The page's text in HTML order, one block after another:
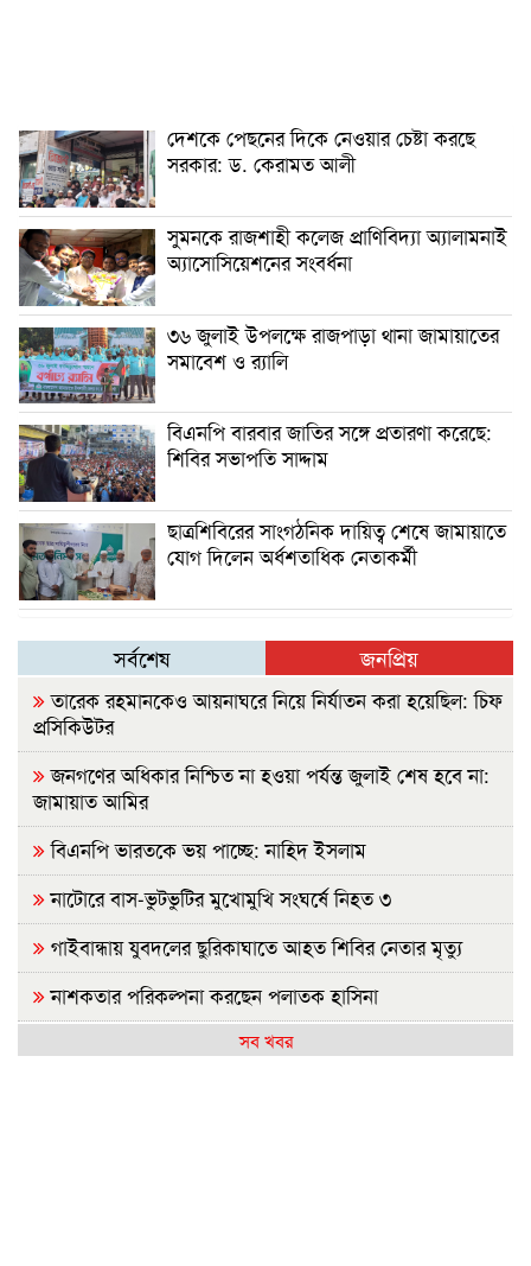
দেশকে পেছনের দিকে নেওয়ার চেষ্টা করছে
সরকার: ড. কেরামত আলী
সুমনকে রাজশাহী কলেজ প্রাণিবিদ্যা অ্যালামনাই
অ্যাসোসিয়েশনের সংবর্ধনা
৩৬ জুলাই উপলক্ষে রাজপাড়া থানা জামায়াতের
সমাবেশ ও র‍্যালি
বিএনপি বারবার জাতির সঙ্গে প্রতারণা করেছে:
শিবির সভাপতি সাদ্দাম
ছাত্রশিবিরের সাংগঠনিক দায়িত্ব শেষে জামায়াতে
যোগ দিলেন অর্ধশতাধিক নেতাকর্মী
সর্বশেষ জনপ্রিয়
তারেক রহমানকেও আয়নাঘরে নিয়ে নির্যাতন করা হয়েছিল: চিফ
প্রসিকিউটর
জনগণের অধিকার নিশ্চিত না হওয়া পর্যন্ত জুলাই শেষ হবে না:
জামায়াত আমির
বিএনপি ভারতকে ভয় পাচ্ছে: নাহিদ ইসলাম
নাটোরে বাস-ভুটভুটির মুখোমুখি সংঘর্ষে নিহত ৩
গাইবান্ধায় যুবদলের ছুরিকাঘাতে আহত শিবির নেতার মৃত্যু
নাশকতার পরিকল্পনা করছেন পলাতক হাসিনা
ভারতে যেভাবে দিন কাটাচ্ছেন পলাতক আ.লীগ নেতারা
সব খবর